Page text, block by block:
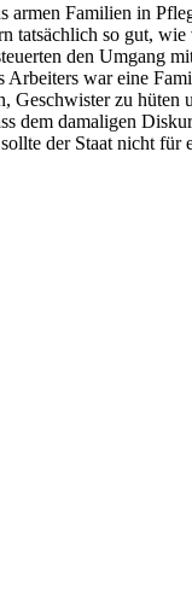
Familien in
tatsächlich so gut,
den Umgang
war eine
zu hüten
dem damaligen
der Staat nicht für